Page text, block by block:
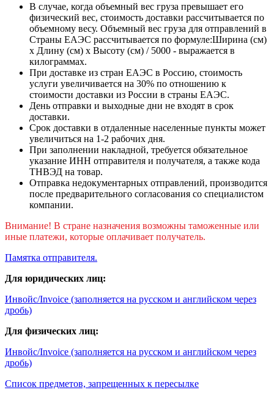
В случае, когда объемный вес груза превышает его
физический вес, стоимость доставки рассчитывается по
объемному весу. Объемный вес груза для отправлений в
Страны ЕАЭС рассчитывается по формуле:Ширина (см)
х Длину (см) х Высоту (см) / 5000 - выражается в
килограммах.
При доставке из стран ЕАЭС в Россию, стоимость
услуги увеличивается на 30% по отношению к
стоимости доставки из России в страны ЕАЭС.
День отправки и выходные дни не входят в срок
доставки.
Срок доставки в отдаленные населенные пункты может
увеличиться на 1-2 рабочих дня.
При заполнении накладной, требуется обязательное
указание ИНН отправителя и получателя, а также кода
ТНВЭД на товар.
Отправка недокументарных отправлений, производится
после предварительного согласования со специалистом
компании.
Внимание! В стране назначения возможны таможенные или
иные платежи, которые оплачивает получатель.
Памятка отправителя.
Для юридических лиц:
Инвойс/Invoice (заполняется на русском и английском через
дробь)
Для физических лиц:
Инвойс/Invoice (заполняется на русском и английском через
дробь)
Список предметов, запрещенных к пересылке